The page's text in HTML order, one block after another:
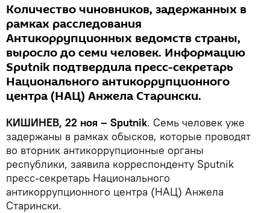
Количество чиновников, задержанных в
рамках расследования
Антикоррупционных ведомств страны,
выросло до семи человек. Информацию
Sputnik подтвердила пресс-секретарь
Национального антикоррупционного
центра (НАЦ) Анжела Старински.
КИШИНЕВ, 22 ноя – Sputnik. Семь человек уже
задержаны в рамках обысков, которые проводят
во вторник антикоррупционные органы
республики, заявила корреспонденту Sputnik
пресс-секретарь Национального
антикоррупционного центра (НАЦ) Анжела
Старински.